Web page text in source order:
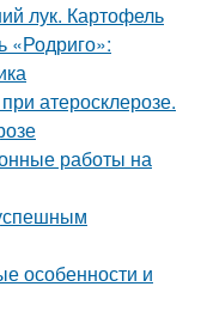
лук. Картофель
«Родриго»:
атеросклерозе.
работы на
особенности и